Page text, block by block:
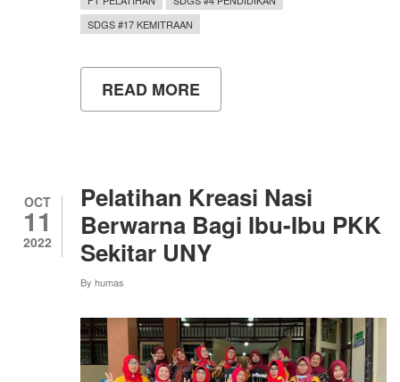
SDGS #17 KEMITRAAN
READ MORE
TIM
PEMBUAT
SOUN
DI
KLATEN
OCT
11
2022
Pelatihan Kreasi Nasi
Berwarna Bagi Ibu-Ibu PKK
Sekitar UNY
By humas